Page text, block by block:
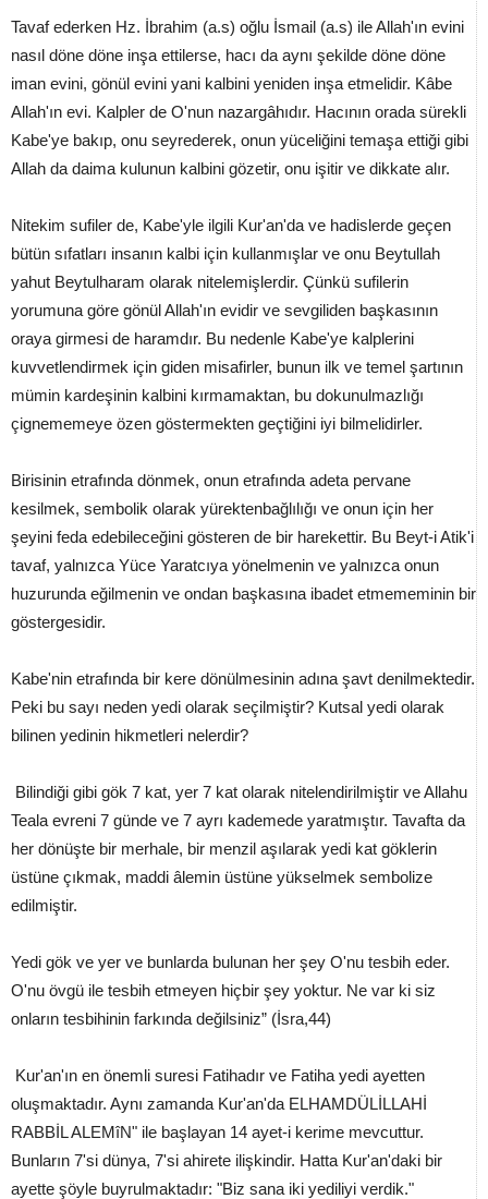
Tavaf ederken Hz. İbrahim (a.s) oğlu İsmail (a.s) ile Allah'ın evini
nasıl döne döne inşa ettilerse, hacı da aynı şekilde döne döne
iman evini, gönül evini yani kalbini yeniden inşa etmelidir. Kâbe
Allah'ın evi. Kalpler de O'nun nazargâhıdır. Hacının orada sürekli
Kabe'ye bakıp, onu seyrederek, onun yüceliğini temaşa ettiği gibi
Allah da daima kulunun kalbini gözetir, onu işitir ve dikkate alır.
Nitekim sufiler de, Kabe'yle ilgili Kur'an'da ve hadislerde geçen
bütün sıfatları insanın kalbi için kullanmışlar ve onu Beytullah
yahut Beytulharam olarak nitelemişlerdir. Çünkü sufilerin
yorumuna göre gönül Allah'ın evidir ve sevgiliden başkasının
oraya girmesi de haramdır. Bu nedenle Kabe'ye kalplerini
kuvvetlendirmek için giden misafirler, bunun ilk ve temel şartının
mümin kardeşinin kalbini kırmamaktan, bu dokunulmazlığı
çignememeye özen göstermekten geçtiğini iyi bilmelidirler.
Birisinin etrafında dönmek, onun etrafında adeta pervane
kesilmek, sembolik olarak yürektenbağlılığı ve onun için her
şeyini feda edebileceğini gösteren de bir harekettir. Bu Beyt-i Atik'i
tavaf, yalnızca Yüce Yaratcıya yönelmenin ve yalnızca onun
huzurunda eğilmenin ve ondan başkasına ibadet etmememinin bir
göstergesidir.
Kabe'nin etrafında bir kere dönülmesinin adına şavt denilmektedir.
Peki bu sayı neden yedi olarak seçilmiştir? Kutsal yedi olarak
bilinen yedinin hikmetleri nelerdir?
Bilindiği gibi gök 7 kat, yer 7 kat olarak nitelendirilmiştir ve Allahu
Teala evreni 7 günde ve 7 ayrı kademede yaratmıştır. Tavafta da
her dönüşte bir merhale, bir menzil aşılarak yedi kat göklerin
üstüne çıkmak, maddi âlemin üstüne yükselmek sembolize
edilmiştir.
Yedi gök ve yer ve bunlarda bulunan her şey O'nu tesbih eder.
O'nu övgü ile tesbih etmeyen hiçbir şey yoktur. Ne var ki siz
onların tesbihinin farkında değilsiniz” (İsra,44)
Kur'an'ın en önemli suresi Fatihadır ve Fatiha yedi ayetten
oluşmaktadır. Aynı zamanda Kur'an'da ELHAMDÜLİLLAHİ
RABBİL ALEMîN" ile başlayan 14 ayet-i kerime mevcuttur.
Bunların 7'si dünya, 7'si ahirete ilişkindir. Hatta Kur'an'daki bir
ayette şöyle buyrulmaktadır: "Biz sana iki yediliyi verdik."